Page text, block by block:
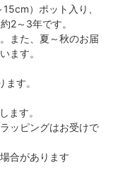
）ポット入り、
2～3年です。
また、夏～秋のお届
ます。
す。
ます。
ッピングはお受けで
合があります